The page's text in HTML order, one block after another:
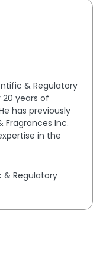
& Regulatory
20 years of
has previously
Fragrances Inc.
in the
& Regulatory